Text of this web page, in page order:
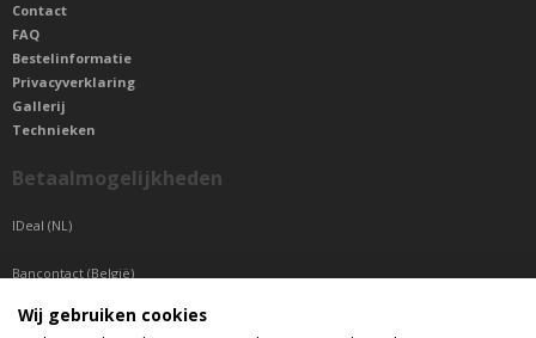
Contact
FAQ
Bestelinformatie
Privacyverklaring
Gallerij
Technieken
Betaalmogelijkheden
IDeal (NL)
Bancontact (België)
Sepa betaling (Overige landen)
Wij gebruiken cookies